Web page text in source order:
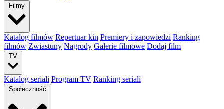
Filmy
Katalog filmów Repertuar kin Premiery i zapowiedzi Ranking
filmów Zwiastuny Nagrody Galerie filmowe Dodaj film
TV
Katalog seriali Program TV Ranking seriali
Społeczność